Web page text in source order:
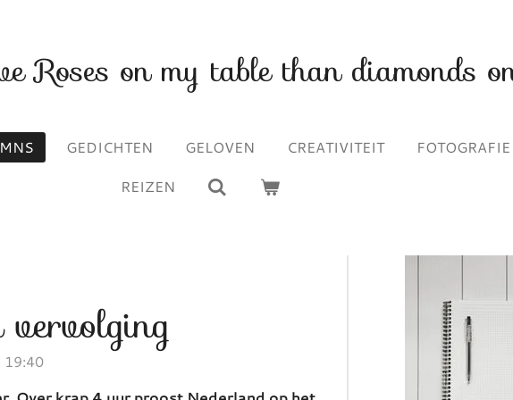
Roses on my table than diamonds
GEDICHTEN GELOVEN CREATIVITEIT FOTOGRAFIE
REIZEN
19:40